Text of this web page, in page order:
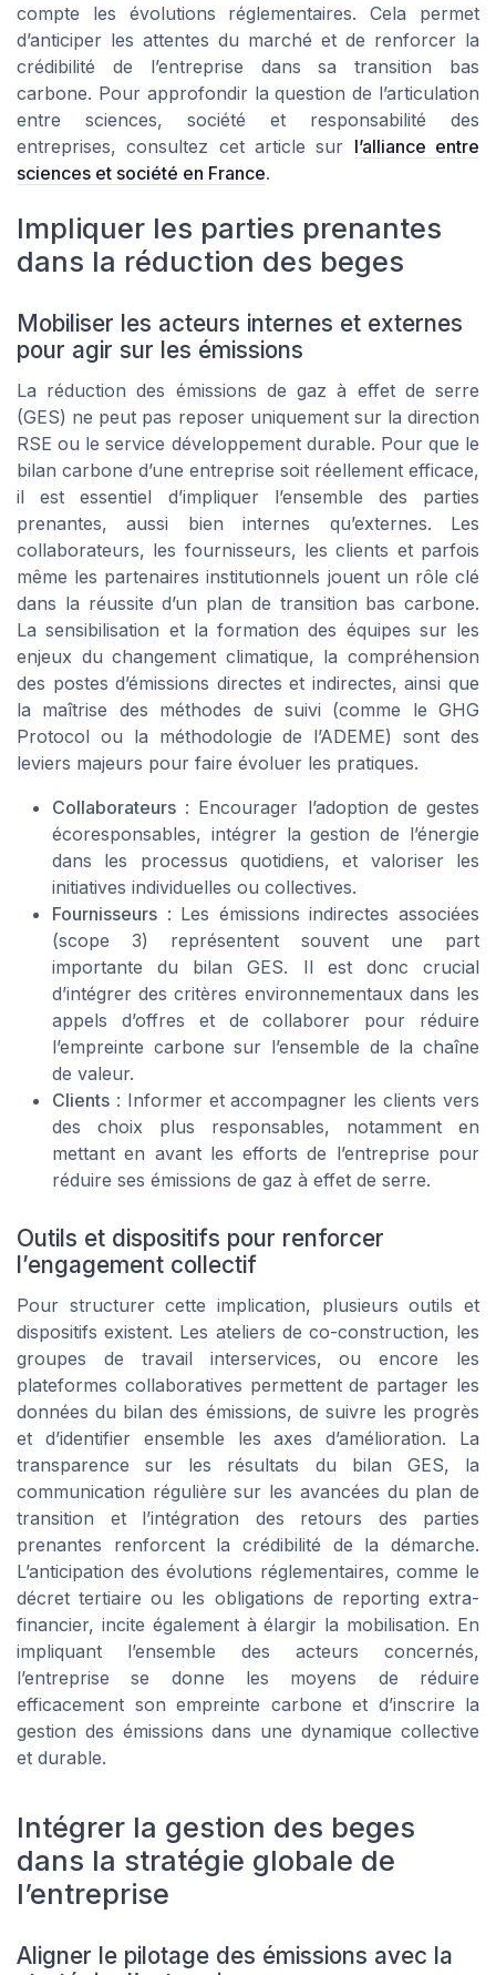
compte les évolutions réglementaires. Cela permet
d’anticiper les attentes du marché et de renforcer la
crédibilité de l’entreprise dans sa transition bas
carbone. Pour approfondir la question de l’articulation
entre sciences, société et responsabilité des
entreprises, consultez cet article sur l’alliance entre
sciences et société en France.
Impliquer les parties prenantes
dans la réduction des beges
Mobiliser les acteurs internes et externes
pour agir sur les émissions
La réduction des émissions de gaz à effet de serre
(GES) ne peut pas reposer uniquement sur la direction
RSE ou le service développement durable. Pour que le
bilan carbone d’une entreprise soit réellement efficace,
il est essentiel d’impliquer l’ensemble des parties
prenantes, aussi bien internes qu’externes. Les
collaborateurs, les fournisseurs, les clients et parfois
même les partenaires institutionnels jouent un rôle clé
dans la réussite d’un plan de transition bas carbone.
La sensibilisation et la formation des équipes sur les
enjeux du changement climatique, la compréhension
des postes d’émissions directes et indirectes, ainsi que
la maîtrise des méthodes de suivi (comme le GHG
Protocol ou la méthodologie de l’ADEME) sont des
leviers majeurs pour faire évoluer les pratiques.
Collaborateurs : Encourager l’adoption de gestes
écoresponsables, intégrer la gestion de l’énergie
dans les processus quotidiens, et valoriser les
initiatives individuelles ou collectives.
Fournisseurs : Les émissions indirectes associées
(scope 3) représentent souvent une part
importante du bilan GES. Il est donc crucial
d’intégrer des critères environnementaux dans les
appels d’offres et de collaborer pour réduire
l’empreinte carbone sur l’ensemble de la chaîne
de valeur.
Clients : Informer et accompagner les clients vers
des choix plus responsables, notamment en
mettant en avant les efforts de l’entreprise pour
réduire ses émissions de gaz à effet de serre.
Outils et dispositifs pour renforcer
l’engagement collectif
Pour structurer cette implication, plusieurs outils et
dispositifs existent. Les ateliers de co-construction, les
groupes de travail interservices, ou encore les
plateformes collaboratives permettent de partager les
données du bilan des émissions, de suivre les progrès
et d’identifier ensemble les axes d’amélioration. La
transparence sur les résultats du bilan GES, la
communication régulière sur les avancées du plan de
transition et l’intégration des retours des parties
prenantes renforcent la crédibilité de la démarche.
L’anticipation des évolutions réglementaires, comme le
décret tertiaire ou les obligations de reporting extra-
financier, incite également à élargir la mobilisation. En
impliquant l’ensemble des acteurs concernés,
l’entreprise se donne les moyens de réduire
efficacement son empreinte carbone et d’inscrire la
gestion des émissions dans une dynamique collective
et durable.
Intégrer la gestion des beges
dans la stratégie globale de
l’entreprise
Aligner le pilotage des émissions avec la